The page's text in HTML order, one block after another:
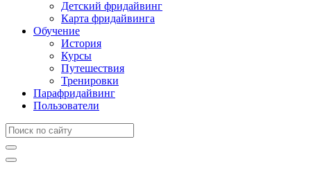
Детский фридайвинг
Карта фридайвинга
Обучение
История
Курсы
Путешествия
Тренировки
Парафридайвинг
Пользователи